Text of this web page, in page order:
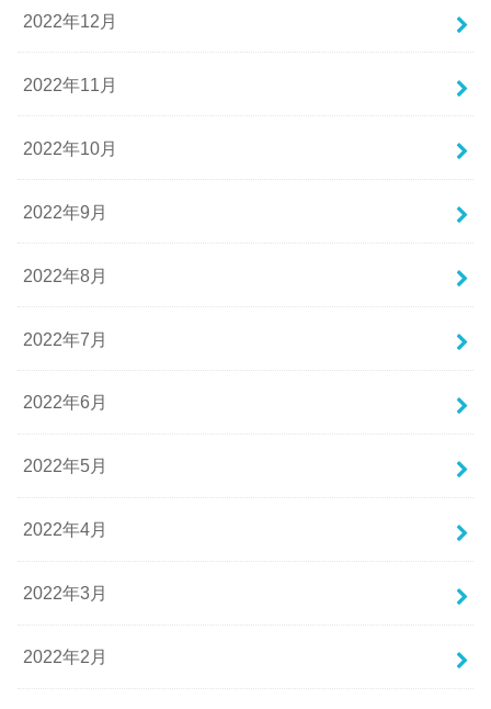
2022年12月
2022年11月
2022年10月
2022年9月
2022年8月
2022年7月
2022年6月
2022年5月
2022年4月
2022年3月
2022年2月